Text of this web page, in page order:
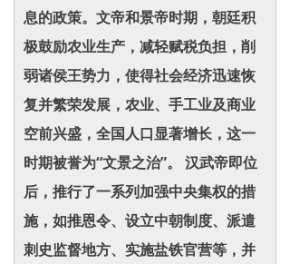
息的政策。文帝和景帝时期，朝廷积
极鼓励农业生产，减轻赋税负担，削
弱诸侯王势力，使得社会经济迅速恢
复并繁荣发展，农业、手工业及商业
空前兴盛，全国人口显著增长，这一
时期被誉为“文景之治”。 汉武帝即位
后，推行了一系列加强中央集权的措
施，如推恩令、设立中朝制度、派遣
刺史监督地方、实施盐铁官营等，并